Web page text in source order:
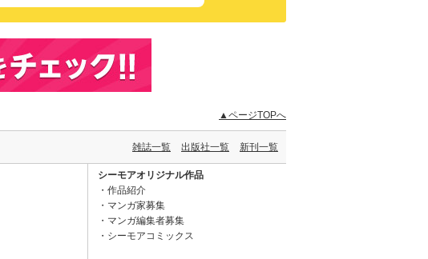
▲ページTOPへ
雑誌一覧 出版社一覧 新刊一覧
シーモアオリジナル作品
作品紹介
マンガ家募集
マンガ編集者募集
シーモアコミックス